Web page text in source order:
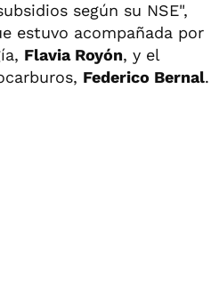
según su NSE",
estuvo acompañada por
Flavia Royón, y el
Federico Bernal.